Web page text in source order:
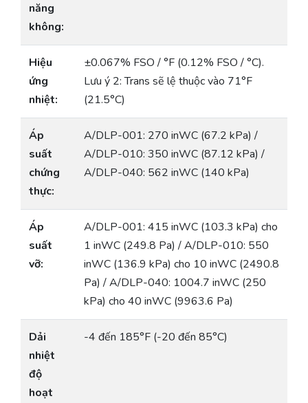
năng
không:
Hiệu
ứng
nhiệt:
±0.067% FSO / °F (0.12% FSO / °C).
Lưu ý 2: Trans sẽ lệ thuộc vào 71°F
(21.5°C)
Áp
suất
chứng
thực:
A/DLP-001: 270 inWC (67.2 kPa) /
A/DLP-010: 350 inWC (87.12 kPa) /
A/DLP-040: 562 inWC (140 kPa)
Áp
suất
vỡ:
A/DLP-001: 415 inWC (103.3 kPa) cho
1 inWC (249.8 Pa) / A/DLP-010: 550
inWC (136.9 kPa) cho 10 inWC (2490.8
Pa) / A/DLP-040: 1004.7 inWC (250
kPa) cho 40 inWC (9963.6 Pa)
Dải
nhiệt
độ
hoạt
-4 đến 185°F (-20 đến 85°C)